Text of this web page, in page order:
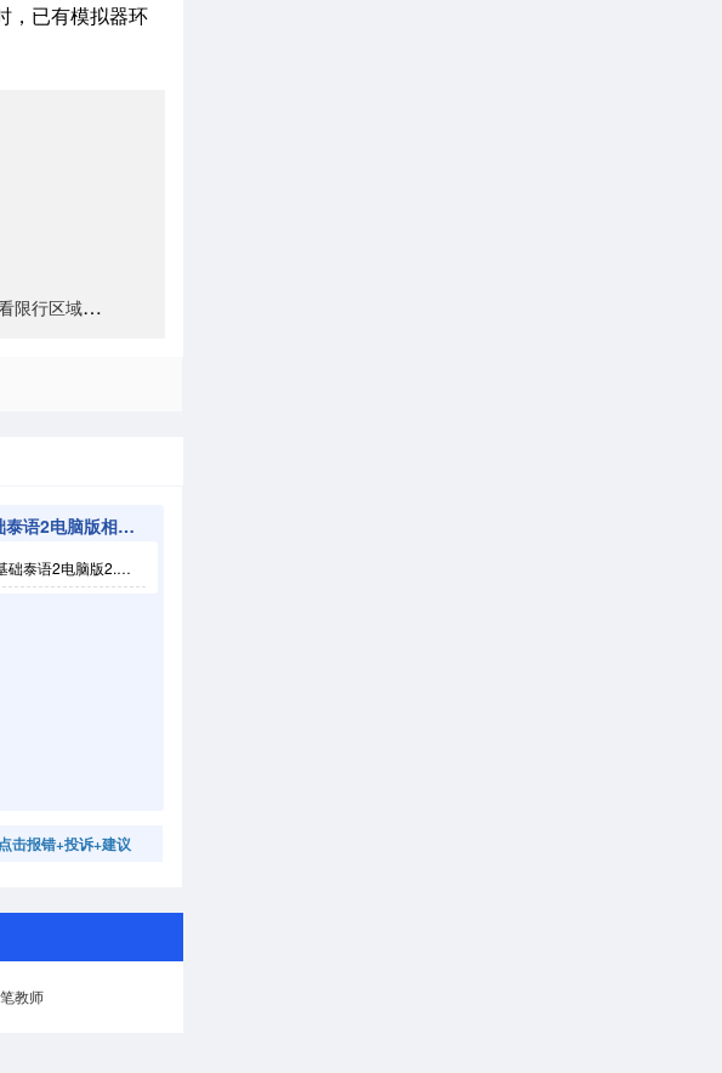
，已有模拟器环
高德地图如何查看限行区域？高德地图查看限行区域的步骤
基础泰语2电脑版相关软件
基础泰语2电脑版2.106.218
点击报错+投诉+建议
教师